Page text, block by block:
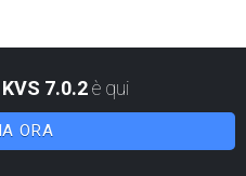
KVS 7.0.2è qui
ORA